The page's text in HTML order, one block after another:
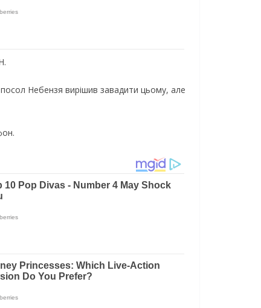
Небензя вирішив завадити цьому, але